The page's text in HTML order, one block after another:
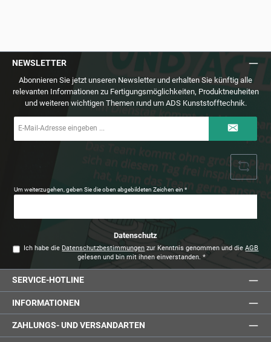
NEWSLETTER
Abonnieren Sie jetzt unseren Newsletter und erhalten Sie künftig alle
relevanten Informationen zu Fertigungsmöglichkeiten, Produktneuheiten
und weiteren wichtigen Themen rund um ADS Kunststofftechnik.
Mail-
Um weiterzugehen, geben Sie die oben abgebildeten Zeichen ein*
Datenschutz
Ich habe die Datenschutzbestimmungen zur Kenntnis genommen und dieAGB
gelesen und bin mit ihnen einverstanden. *
SERVICE-HOTLINE
INFORMATIONEN
ZAHLUNGS- UND VERSANDARTEN